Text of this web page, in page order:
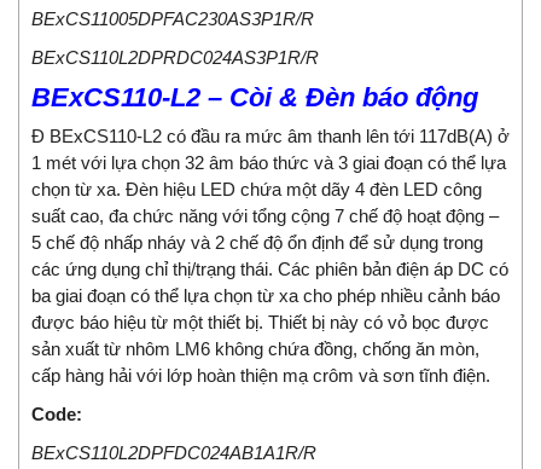
BExCS11005DPFAC230AS3P1R/R
BExCS110L2DPRDC024AS3P1R/R
BExCS110-L2 – Còi & Đèn báo động
Đ BExCS110-L2 có đầu ra mức âm thanh lên tới 117dB(A) ở
1 mét với lựa chọn 32 âm báo thức và 3 giai đoạn có thể lựa
chọn từ xa. Đèn hiệu LED chứa một dãy 4 đèn LED công
suất cao, đa chức năng với tổng cộng 7 chế độ hoạt động –
5 chế độ nhấp nháy và 2 chế độ ổn định để sử dụng trong
các ứng dụng chỉ thị/trạng thái. Các phiên bản điện áp DC có
ba giai đoạn có thể lựa chọn từ xa cho phép nhiều cảnh báo
được báo hiệu từ một thiết bị. Thiết bị này có vỏ bọc được
sản xuất từ ​​nhôm LM6 không chứa đồng, chống ăn mòn,
cấp hàng hải với lớp hoàn thiện mạ crôm và sơn tĩnh điện.
Code:
BExCS110L2DPFDC024AB1A1R/R